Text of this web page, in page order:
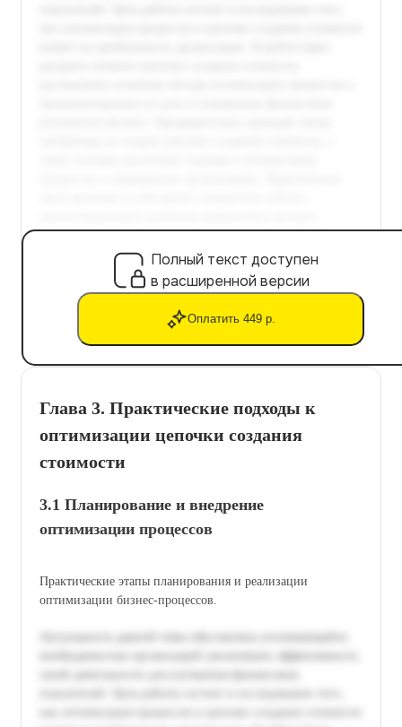
Полный текст доступен
в расширенной версии
Оплатить 449 р.
Глава 3. Практические подходы к
оптимизации цепочки создания
стоимости
3.1 Планирование и внедрение
оптимизации процессов
Практические этапы планирования и реализации
оптимизации бизнес-процессов.